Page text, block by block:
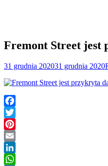
Fremont Street jest
31 grudnia 202031 grudnia 2020
Facebook
Twitter
Pinterest
Email
LinkedIn